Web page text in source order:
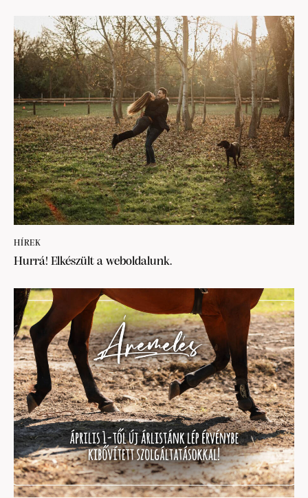
HÍREK
Hurrá! Elkészült a weboldalunk.